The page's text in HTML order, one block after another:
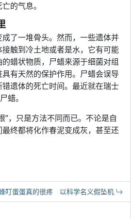
的气息。
了一堆骨头。然而，一些遗体并
触到冷土地或者是水，它有可能
蜡状物质，尸蜡来源于细菌对组
有天然的保护作用。尸蜡会误导
遗体的死亡时间。最近就在瑞士
蜡。
”，只是方法不同而已。不论是自
终都将化作春泥变成灰，甚至还
叮蛋蛋真的很疼 以科学名义假坠机